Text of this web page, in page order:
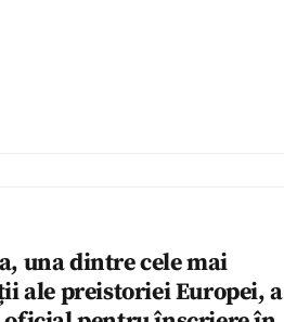
una dintre cele mai
ale preistoriei Europei, a